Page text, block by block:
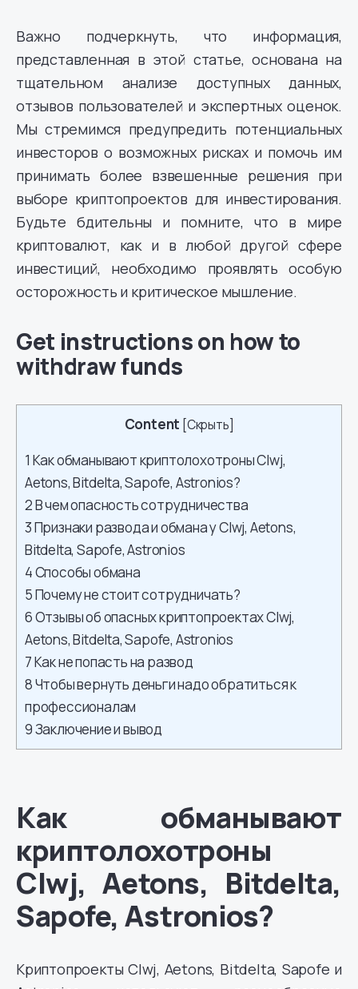
Важно подчеркнуть, что информация,
представленная в этой статье, основана на
тщательном анализе доступных данных,
отзывов пользователей и экспертных оценок.
Мы стремимся предупредить потенциальных
инвесторов о возможных рисках и помочь им
принимать более взвешенные решения при
выборе криптопроектов для инвестирования.
Будьте бдительны и помните, что в мире
криптовалют, как и в любой другой сфере
инвестиций, необходимо проявлять особую
осторожность и критическое мышление.
Get instructions on how to
withdraw funds
Content [Скрыть]
1 Как обманывают криптолохотроны Clwj,
Aetons, Bitdelta, Sapofe, Astronios?
2В чем опасность сотрудничества
3Признаки развода и обмана у Clwj, Aetons,
Bitdelta, Sapofe, Astronios
4Способы обмана
5Почему не стоит сотрудничать?
6Отзывы об опасных криптопроектах Clwj,
Aetons, Bitdelta, Sapofe, Astronios
7Как не попасть на развод
8Чтобы вернуть деньги надо обратиться к
профессионалам
9Заключение и вывод
Как обманывают
криптолохотроны
Clwj, Aetons, Bitdelta,
Sapofe, Astronios?
Криптопроекты Clwj, Aetons, Bitdelta, Sapofe и